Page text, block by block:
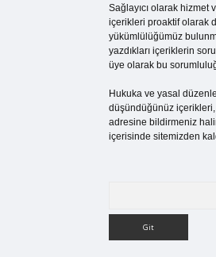
Sağlayıcı olarak hizmet
içerikleri proaktif olarak
yükümlülüğümüz
yazdıkları içeriklerin
üye olarak bu
Hukuka ve yasal
düşündüğünüz içerikleri,
adresine bildirmeniz
içerisinde sitemizden